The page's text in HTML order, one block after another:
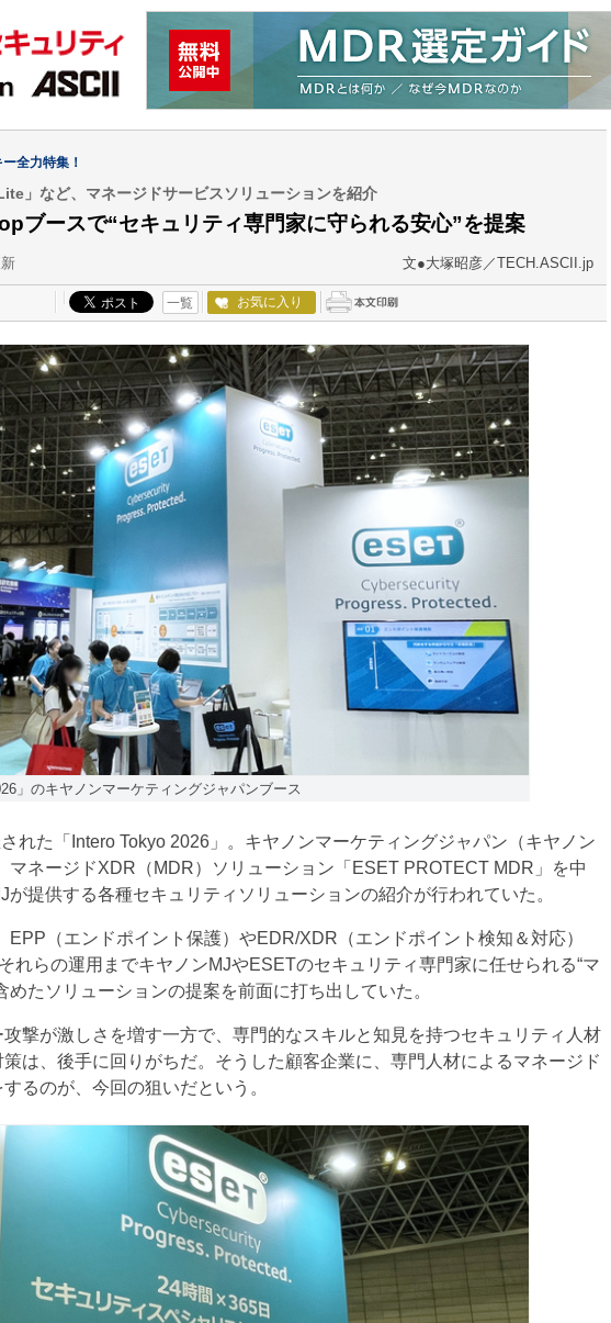
全力特集！
」など、マネージドサービスソリューションを紹介
ブースで“セキュリティ専門家に守られる安心”を提案
文●大塚昭彦／TECH.ASCII.jp
一覧 お気に入り
」のキヤノンマーケティングジャパンブース
れた「Intero Tokyo 2026」。キヤノンマーケティングジャパン（キヤノン
マネージドXDR（MDR）ソリューション「ESET PROTECT MDR」を中
が提供する各種セキュリティソリューションの紹介が行われていた。
（エンドポイント保護）やEDR/XDR（エンドポイント検知＆対応）
れらの運用までキヤノンMJやESETのセキュリティ専門家に任せられる“マ
めたソリューションの提案を前面に打ち出していた。
撃が激しさを増す一方で、専門的なスキルと知見を持つセキュリティ人材
は、後手に回りがちだ。そうした顧客企業に、専門人材によるマネージド
るのが、今回の狙いだという。